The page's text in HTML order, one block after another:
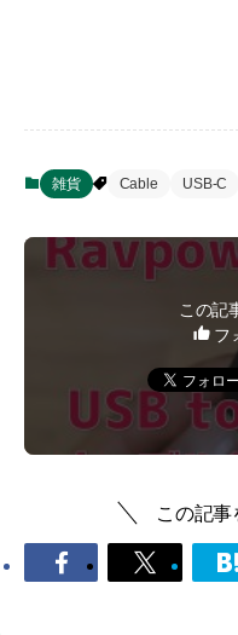
雑貨 Cable USB-C
この記
フ
この記事